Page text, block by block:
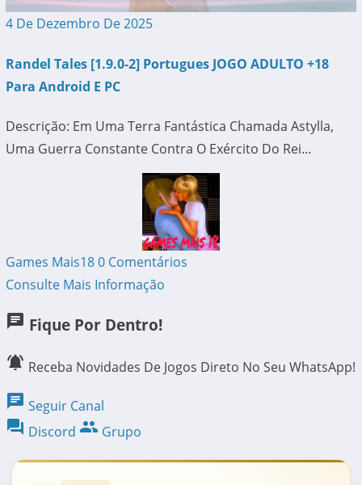
4 De Dezembro De 2025
Randel Tales [1.9.0-2] Portugues JOGO ADULTO +18
Para Android E PC
Descrição: Em Uma Terra Fantástica Chamada Astylla,
Uma Guerra Constante Contra O Exército Do Rei…
Games Mais180 Comentários
Consulte Mais Informação
chat Fique Por Dentro!
notifications_active Receba Novidades De Jogos Direto No Seu WhatsApp!
chat Seguir Canal
forum Discord group Grupo